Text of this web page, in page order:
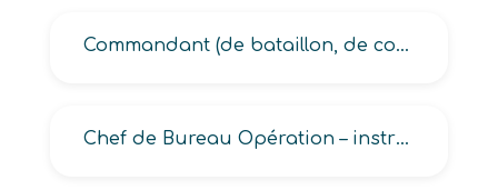
Commandant (de bataillon, de compagnie de combat, d’unité de combat)
Chef de Bureau Opération – instruction